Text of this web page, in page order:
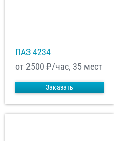
ПАЗ 4234
от 2500 ₽/час, 35 мест
Заказать